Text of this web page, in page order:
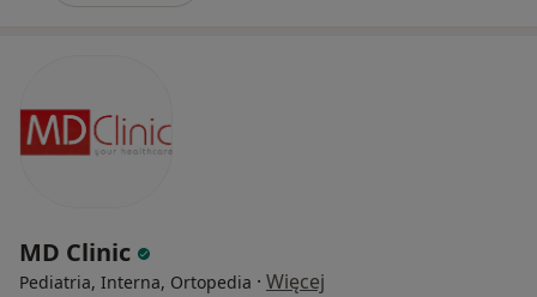
MD Clinic
Pediatria, Interna, Ortopedia · Więcej